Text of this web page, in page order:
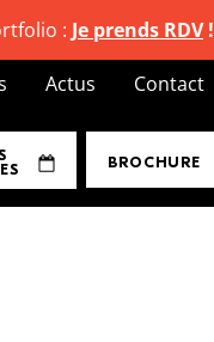
Actus Contact
BROCHURE
: Je prends RDV!